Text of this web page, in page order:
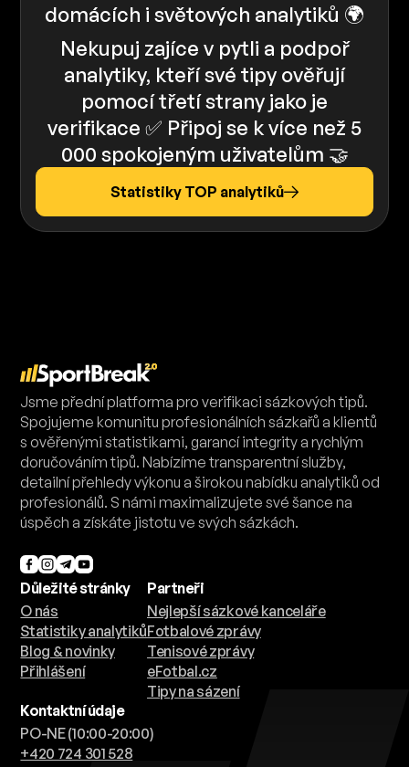
domácích i světových analytiků 🌍
Nekupuj zajíce v pytli a podpoř
analytiky, kteří své tipy ověřují
pomocí třetí strany jako je
verifikace ✅️️ Připoj se k více než 5
000 spokojeným uživatelům 🤝
Statistiky TOP analytiků
Jsme přední platforma pro verifikaci sázkových tipů.
Spojujeme komunitu profesionálních sázkařů a klientů
s ověřenými statistikami, garancí integrity a rychlým
doručováním tipů. Nabízíme transparentní služby,
detailní přehledy výkonu a širokou nabídku analytiků od
profesionálů. S námi maximalizujete své šance na
úspěch a získáte jistotu ve svých sázkách.
Důležité stránky
O nás
Statistiky analytiků
Blog & novinky
Přihlášení
Partneři
Nejlepší sázkové kanceláře
Fotbalové zprávy
Tenisové zprávy
eFotbal.cz
Tipy na sázení
Kontaktní údaje
PO-NE (10:00-20:00)
+420 724 301 528